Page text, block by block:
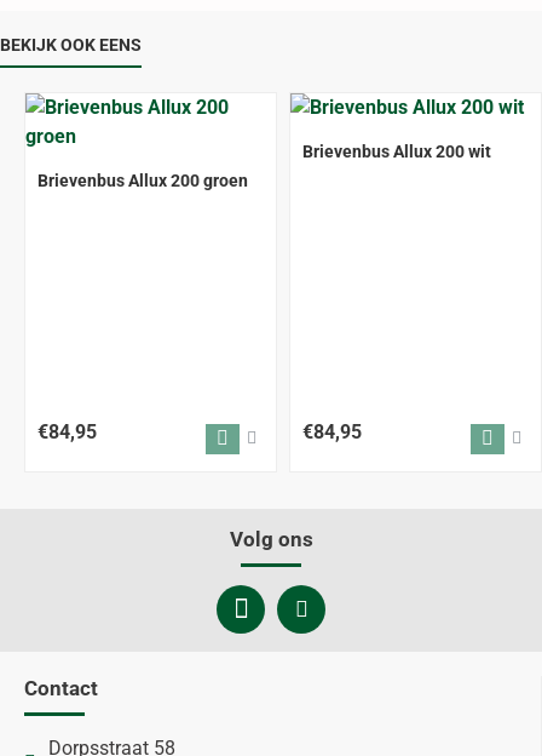
BEKIJK OOK EENS
Brievenbus Allux 200 groen
€84,95
Brievenbus Allux 200 wit
€84,95
Volg ons
Contact
Dorpsstraat 58